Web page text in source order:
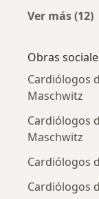
Ver más (12)
Obras
Cardiólogos
Maschwitz
Cardiólogos
Maschwitz
Cardiólogos
Cardiólogos